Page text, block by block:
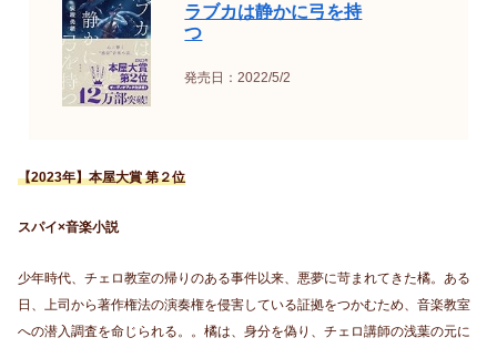
ラブカは静かに弓を持
つ
発売日：2022/5/2
【2023年】本屋大賞 第２位
スパイ×音楽小説
少年時代、チェロ教室の帰りのある事件以来、悪夢に苛まれてきた橘。ある
日、上司から著作権法の演奏権を侵害している証拠をつかむため、音楽教室
への潜入調査を命じられる。。橘は、身分を偽り、チェロ講師の浅葉の元に